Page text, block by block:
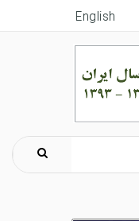
English